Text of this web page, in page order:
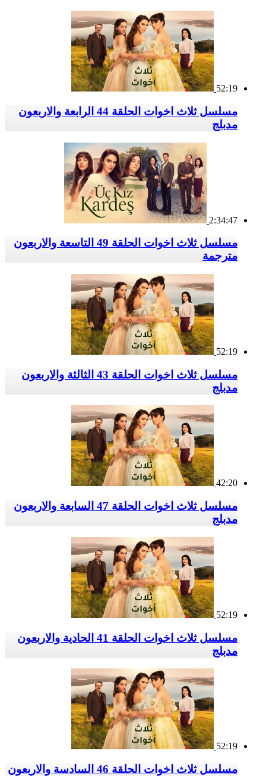
52:19
مسلسل ثلاث اخوات الحلقة 44 الرابعة والاربعون
مدبلج
2:34:47
مسلسل ثلاث اخوات الحلقة 49 التاسعة والاربعون
مترجمة
52:19
مسلسل ثلاث اخوات الحلقة 43 الثالثة والاربعون
مدبلج
42:20
مسلسل ثلاث اخوات الحلقة 47 السابعة والاربعون
مدبلج
52:19
مسلسل ثلاث اخوات الحلقة 41 الحادية والاربعون
مدبلج
52:19
مسلسل ثلاث اخوات الحلقة 46 السادسة والاربعون